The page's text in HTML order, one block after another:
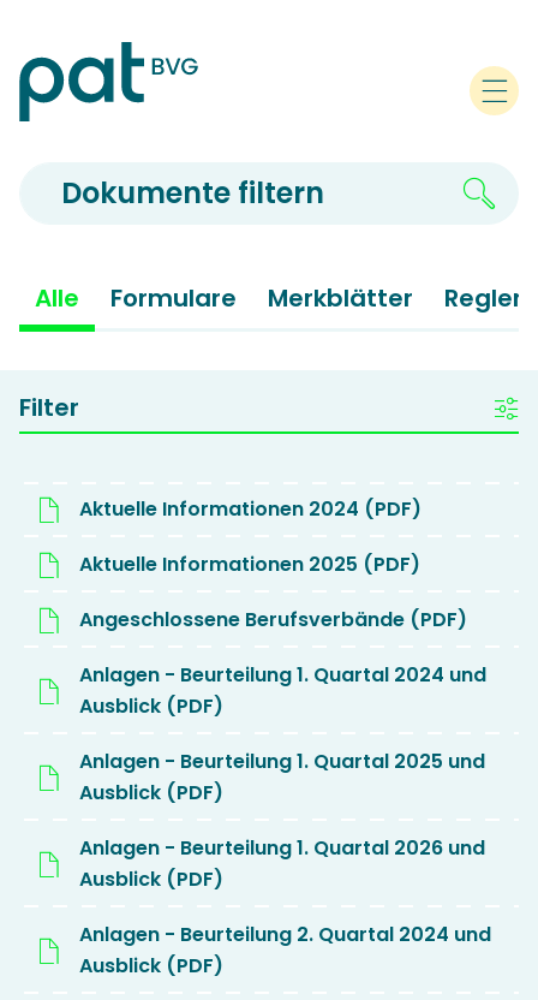
Alle Formulare Merkblätter
Filter
Aktuelle Informationen 2024 (PDF)
Aktuelle Informationen 2025 (PDF)
Angeschlossene Berufsverbände (PDF)
Anlagen - Beurteilung 1. Quartal 2024 und
Ausblick (PDF)
Anlagen - Beurteilung 1. Quartal 2025 und
Ausblick (PDF)
Anlagen - Beurteilung 1. Quartal 2026 und
Ausblick (PDF)
Anlagen - Beurteilung 2. Quartal 2024 und
Ausblick (PDF)